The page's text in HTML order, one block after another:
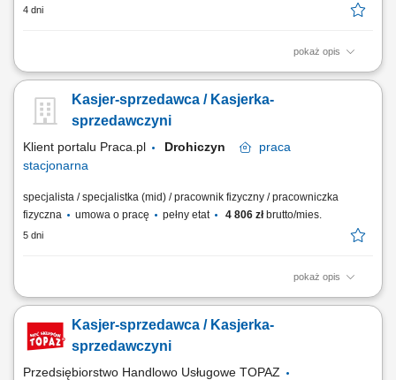
4 dni
pokaż opis
Twoje główne zadania: zapewnienie profesjonalnej obsługi Klientów
właściwą ekspozycję produktów monitorowanie terminów przydatności
do spożycia
Kasjer-sprzedawca / Kasjerka-
sprzedawczyni
Klient portalu Praca.pl Drohiczyn
praca
stacjonarna
specjalista / specjalistka (mid) / pracownik fizyczny / pracowniczka
fizyczna
umowa o pracę pełny etat 4 806 złbrutto/mies.
5 dni
pokaż opis
obsługa klientów przy kasie oraz na sali sprzedaży; realizacja
produktów; kontrola dat ważności asortymentu; praca w systemie
dwuzmianowym; utrzymywanie czystości i porządku w miejscu pracy;
Kasjer-sprzedawca / Kasjerka-
sprzedawczyni
Przedsiębiorstwo Handlowo Usługowe TOPAZ